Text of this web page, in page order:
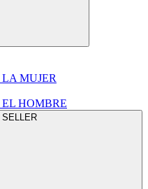
MUJER
HOMBRE
SELLER